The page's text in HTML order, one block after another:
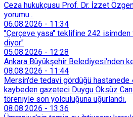
Ceza hukukçusu Prof. Dr. İzzet
yorumu...
06.08.2026 - 11:34
"Çerçeve yasa" teklifine 242 isimden
diyor"
05.08.2026 - 12:28
Ankara Büyükşehir Belediyesi'nden
08.08.2026 - 11:44
Mersin'de tedavi gördüğü hastanede
kaybeden gazeteci Duygu Öksüz
töreniyle son yolculuğuna uğurlandı.
08.08.2026 - 13:36